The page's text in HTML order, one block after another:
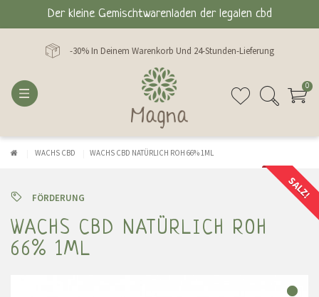
Der kleine Gemischtwarenladen der legalen cbd
-30% In Deinem Warenkorb Und 24-Stunden-Lieferung
0
WACHS CBD WACHS CBD NATÜRLICH ROH 66% 1ML
SALZ!
FÖRDERUNG
WACHS CBD NATÜRLICH ROH
66% 1ML